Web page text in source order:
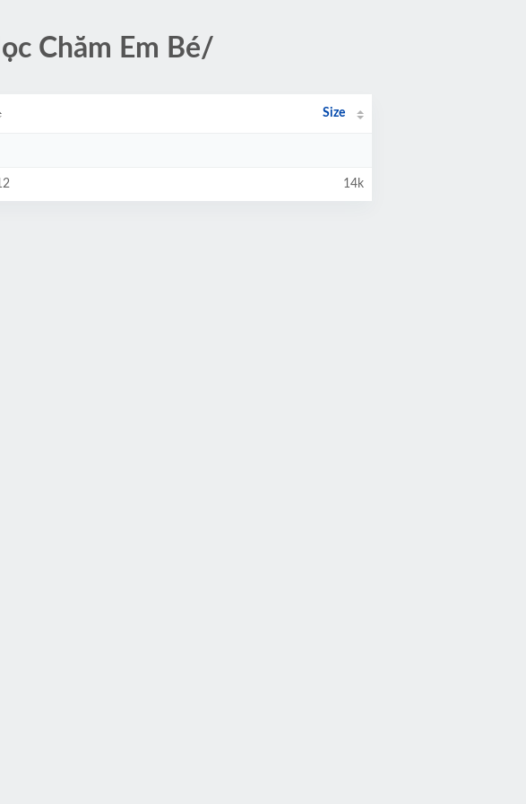
Chăm Em Bé/
Size
14k